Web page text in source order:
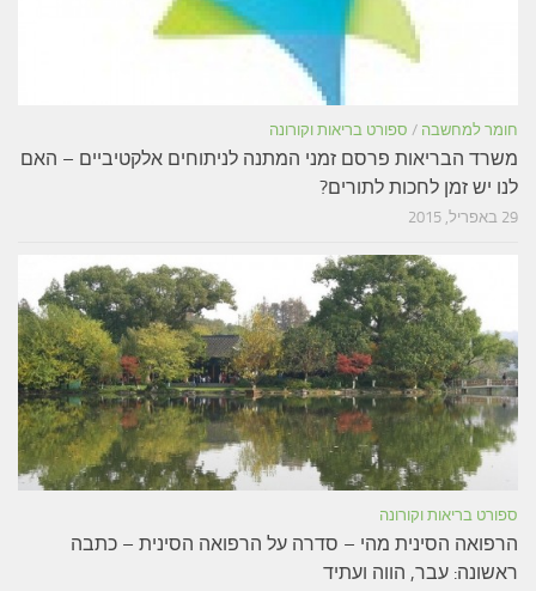
חומר למחשבה / ספורט בריאות וקורונה
משרד הבריאות פרסם זמני המתנה לניתוחים אלקטיביים – האם
לנו יש זמן לחכות לתורים?
29 באפריל, 2015
ספורט בריאות וקורונה
הרפואה הסינית מהי – סדרה על הרפואה הסינית – כתבה
ראשונה: עבר, הווה ועתיד